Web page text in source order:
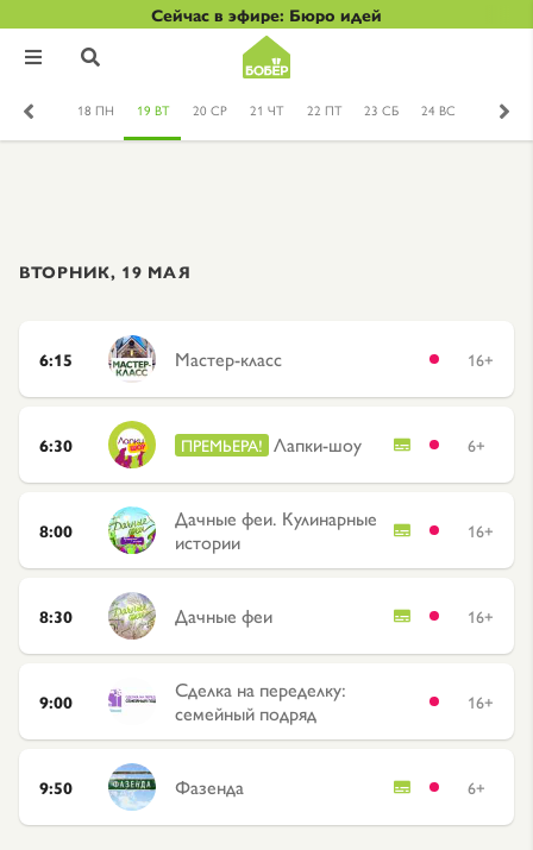
Сейчас в эфире: Бюро идей
 
18 ПН 19 ВТ 20 СР 21 ЧТ 22 ПТ 23 СБ 24 ВС
ВТОРНИК, 19 МАЯ
6:15 Мастер-класс 16+
6:30 ПРЕМЬЕРА! Лапки-шоу 6+
8:00
Дачные феи. Кулинарные
истории
16+
8:30 Дачные феи 16+
9:00
Сделка на переделку:
семейный подряд
16+
9:50 Фазенда 6+